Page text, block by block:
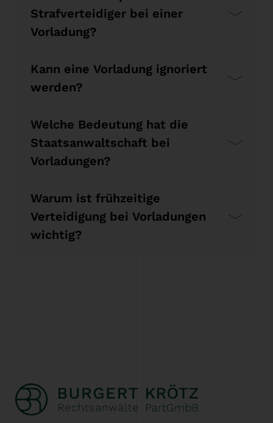
Strafverteidiger bei einer
Vorladung?
Kann eine Vorladung ignoriert
werden?
Welche Bedeutung hat die
Staatsanwaltschaft bei
Vorladungen?
Warum ist frühzeitige
Verteidigung bei Vorladungen
wichtig?